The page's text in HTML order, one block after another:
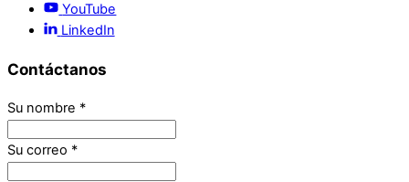
YouTube
LinkedIn
Contáctanos
Su nombre *
Su correo *